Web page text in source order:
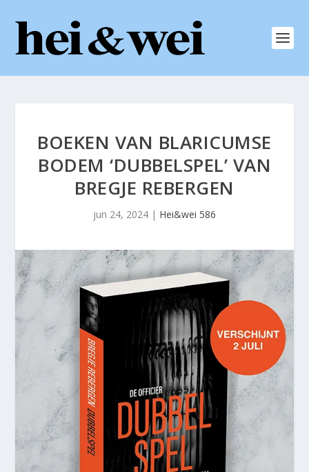
BOEKEN VAN BLARICUMSE
BODEM ‘DUBBELSPEL’ VAN
BREGJE REBERGEN
jun 24, 2024 | Hei&wei 586